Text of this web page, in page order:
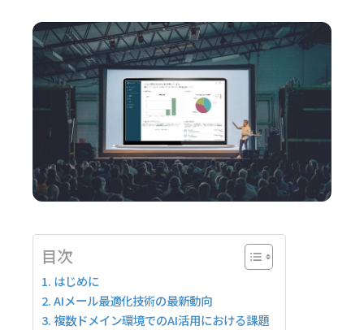
目次
はじめに
AIメール最適化技術の最新動向
複数ドメイン環境でのAI活用における課題